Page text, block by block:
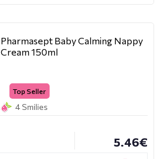
Pharmasept Baby Calming Nappy
Cream 150ml
Top Seller
4 Smilies
5.46€